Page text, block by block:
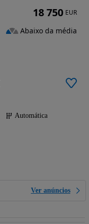
Automática
Ver anúncios
18 750 EUR
Abaixo da média